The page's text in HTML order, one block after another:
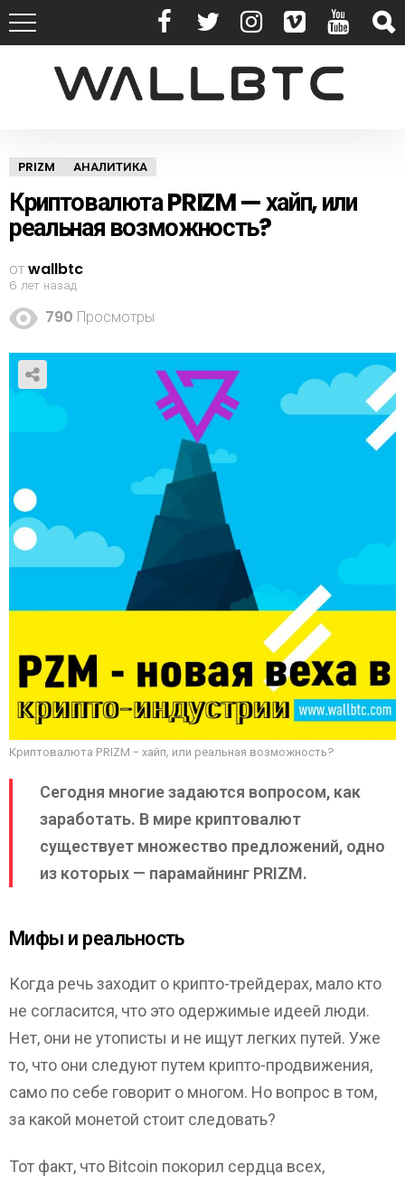
PRIZM АНАЛИТИКА
Криптовалюта PRIZM — хайп, или
реальная возможность?
отwallbtc
6 лет назад
790 Просмотры
Криптовалюта PRIZM - хайп, или реальная возможность?
Сегодня многие задаются вопросом, как
заработать. В мире криптовалют
существует множество предложений, одно
из которых — парамайнинг PRIZM.
Мифы и реальность
Когда речь заходит о крипто-трейдерах, мало кто
не согласится, что это одержимые идеей люди.
Нет, они не утописты и не ищут легких путей. Уже
то, что они следуют путем крипто-продвижения,
само по себе говорит о многом. Но вопрос в том,
за какой монетой стоит следовать?
Тот факт, что Bitcoin покорил сердца всех,